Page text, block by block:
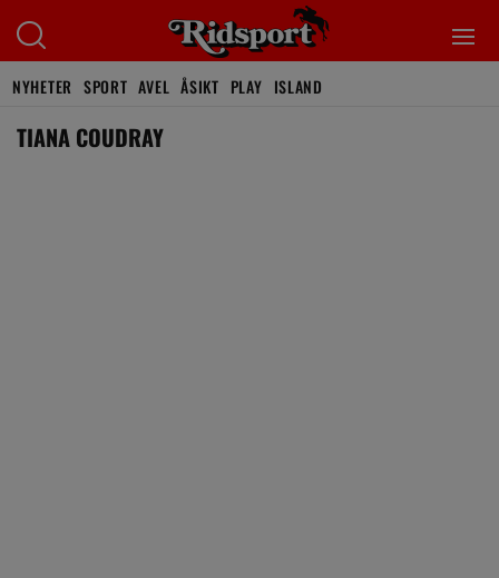
NYHETER SPORT AVEL ÅSIKT PLAY ISLAND
TIANA COUDRAY